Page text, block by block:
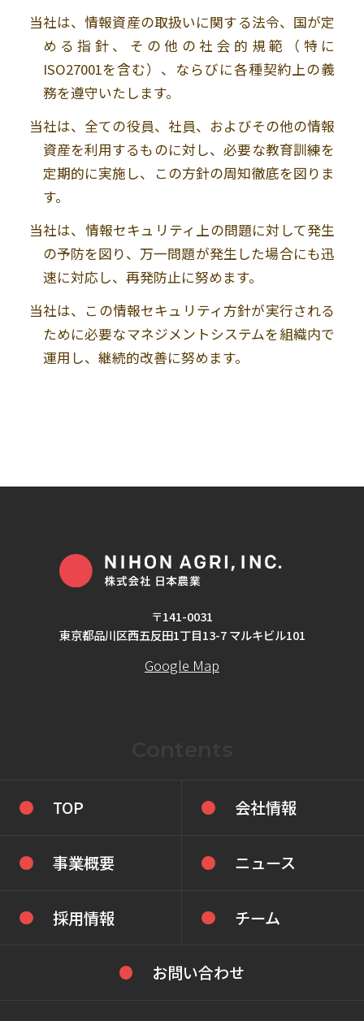
当社は、情報資産の取扱いに関する法令、国が定
める指針、その他の社会的規範（特に
ISO27001を含む）、ならびに各種契約上の義
務を遵守いたします。
当社は、全ての役員、社員、およびその他の情報
資産を利用するものに対し、必要な教育訓練を
定期的に実施し、この方針の周知徹底を図りま
す。
当社は、情報セキュリティ上の問題に対して発生
の予防を図り、万一問題が発生した場合にも迅
速に対応し、再発防止に努めます。
当社は、この情報セキュリティ方針が実行される
ために必要なマネジメントシステムを組織内で
運用し、継続的改善に努めます。
〒141-0031
東京都品川区西五反田1丁目13-7 マルキビル101
Google Map
TOP 会社情報
事業概要 ニュース
採用情報 チーム
お問い合わせ